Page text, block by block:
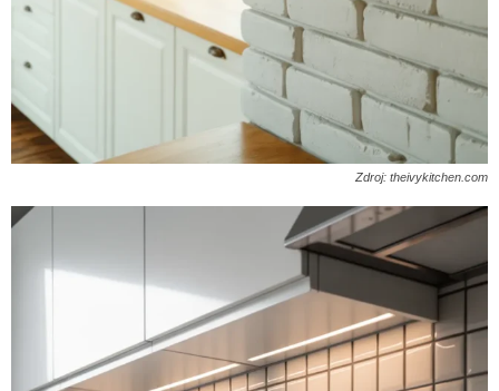
Zdroj: theivykitchen.com